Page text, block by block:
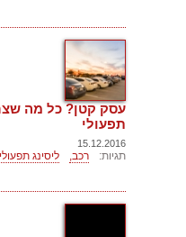
עסק קטן? כל מה
תפעולי
15.12.2016
תגיות: רכב, ליסינג